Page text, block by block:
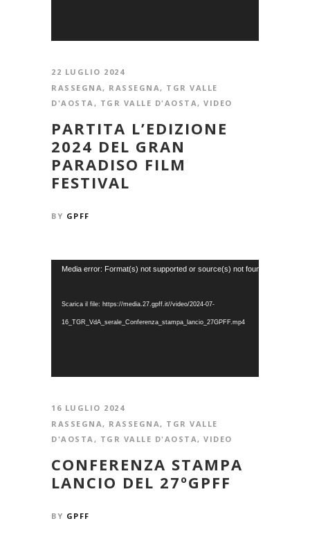
22 LUGLIO 2024
RASSEGNA, RASSEGNA, TGR VALLE
D'AOSTA, TGR VALLE D'AOSTA, VIDEO
PARTITA L’EDIZIONE
2024 DEL GRAN
PARADISO FILM
FESTIVAL
BY GPFF
Video
Media error: Format(s) not supported or source(s) not found
Scarica il file: https://media.27.gpff.it//video/2024-07-
16_TGR_VdA_serale_Conferenza_stampa_lancio_27GPFF.mp4
16 LUGLIO 2024
RASSEGNA, RASSEGNA, TGR VALLE
D'AOSTA, TGR VALLE D'AOSTA, VIDEO
CONFERENZA STAMPA
LANCIO DEL 27ºGPFF
BY GPFF